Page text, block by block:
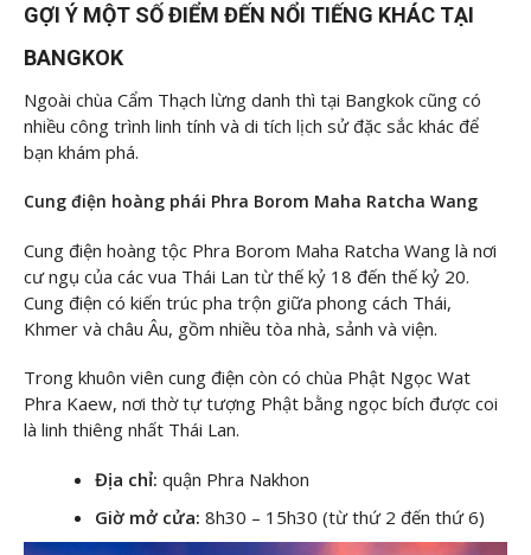
GỢI Ý MỘT SỐ ĐIỂM ĐẾN NỔI TIẾNG KHÁC TẠI
BANGKOK
Ngoài chùa Cẩm Thạch lừng danh thì tại Bangkok cũng có
nhiều công trình linh tính và di tích lịch sử đặc sắc khác để
bạn khám phá.
Cung điện hoàng phái Phra Borom Maha Ratcha Wang
Cung điện hoàng tộc Phra Borom Maha Ratcha Wang là nơi
cư ngụ của các vua Thái Lan từ thế kỷ 18 đến thế kỷ 20.
Cung điện có kiến trúc pha trộn giữa phong cách Thái,
Khmer và châu Âu, gồm nhiều tòa nhà, sảnh và viện.
Trong khuôn viên cung điện còn có chùa Phật Ngọc Wat
Phra Kaew, nơi thờ tự tượng Phật bằng ngọc bích được coi
là linh thiêng nhất Thái Lan.
Địa chỉ: quận Phra Nakhon
Giờ mở cửa: 8h30 – 15h30 (từ thứ 2 đến thứ 6)